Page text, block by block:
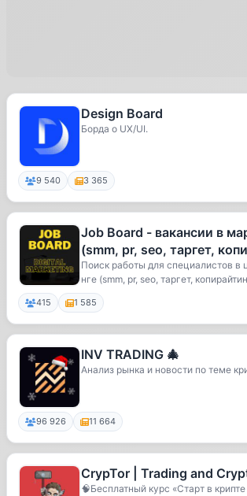
Design Board
Борда о UX/UI.
9 540 3 365
Job Board - вакансии в
(smm, pr, seo, таргет,
Поиск работы для специалистов в
нге (smm, pr, seo, таргет,
415 1 585
INV TRADING 🎄
Анализ рынка и новости по теме
96 926 11 664
CrypTor | Trading and
🧠Бесплатный курс «Старт в